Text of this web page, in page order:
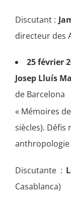
Discutant :
directeur des
25 février
Josep Lluís
de Barcelona
« Mémoires
siècles). Défis
Discutante :
Casablanca)